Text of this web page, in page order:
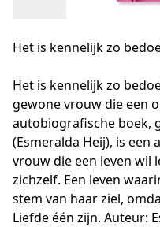
Het is kennelijk zo
Het is kennelijk zo
gewone vrouw die een
autobiografische boek,
(Esmeralda Heij), is
vrouw die een leven wil
zichzelf. Een leven
stem van haar ziel,
Liefde één zijn. Auteur: